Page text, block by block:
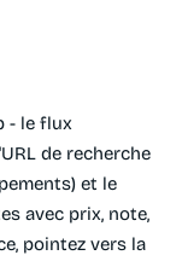
- le flux
de recherche
et le
avec prix, note,
pointez vers la